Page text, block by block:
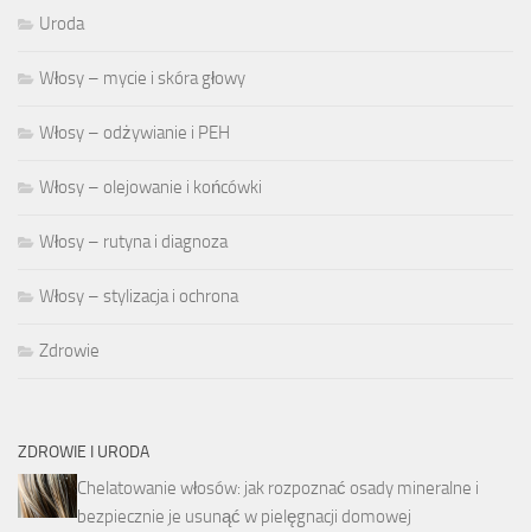
Uroda
Włosy – mycie i skóra głowy
Włosy – odżywianie i PEH
Włosy – olejowanie i końcówki
Włosy – rutyna i diagnoza
Włosy – stylizacja i ochrona
Zdrowie
ZDROWIE I URODA
Chelatowanie włosów: jak rozpoznać osady mineralne i
bezpiecznie je usunąć w pielęgnacji domowej